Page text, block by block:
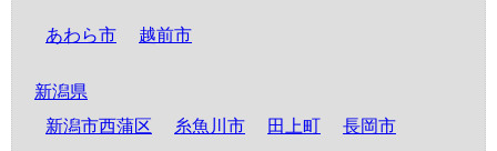
あわら市 越前市
新潟県
新潟市西蒲区
糸魚川市 田上町 長岡市